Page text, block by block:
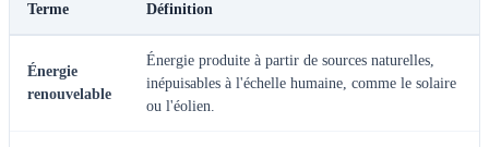
Terme Définition
Énergie
renouvelable
Énergie produite à partir de sources naturelles,
inépuisables à l'échelle humaine, comme le solaire
ou l'éolien.